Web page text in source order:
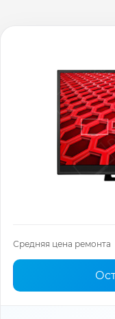
Средняя цена ремонта